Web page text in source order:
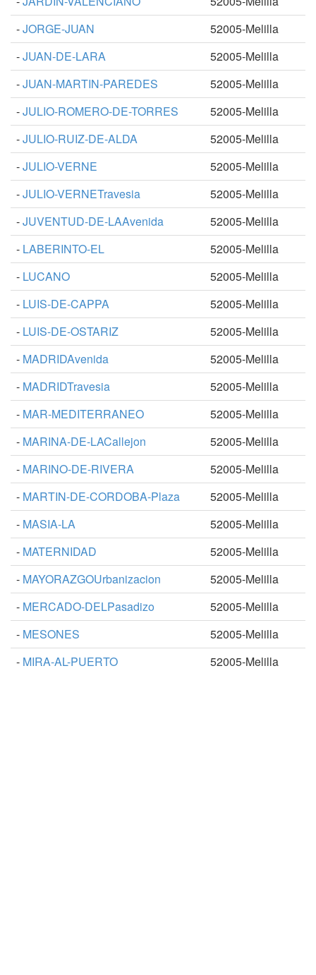
-JORGE-JUAN
52005-Melilla
-JUAN-DE-LARA
52005-Melilla
-JUAN-MARTIN-PAREDES
52005-Melilla
-JULIO-ROMERO-DE-TORRES
52005-Melilla
-JULIO-RUIZ-DE-ALDA
52005-Melilla
-JULIO-VERNE
52005-Melilla
-JULIO-VERNETravesia
52005-Melilla
-JUVENTUD-DE-LAAvenida
52005-Melilla
- LABERINTO-EL
52005-Melilla
- LUCANO
52005-Melilla
- LUIS-DE-CAPPA
52005-Melilla
- LUIS-DE-OSTARIZ
52005-Melilla
- MADRIDAvenida
52005-Melilla
- MADRIDTravesia
52005-Melilla
- MAR-MEDITERRANEO
52005-Melilla
- MARINA-DE-LACallejon
52005-Melilla
- MARINO-DE-RIVERA
52005-Melilla
- MARTIN-DE-CORDOBA-Plaza
52005-Melilla
- MASIA-LA
52005-Melilla
- MATERNIDAD
52005-Melilla
- MAYORAZGOUrbanizacion
52005-Melilla
- MERCADO-DELPasadizo
52005-Melilla
- MESONES
52005-Melilla
- MIRA-AL-PUERTO 52005-Melilla